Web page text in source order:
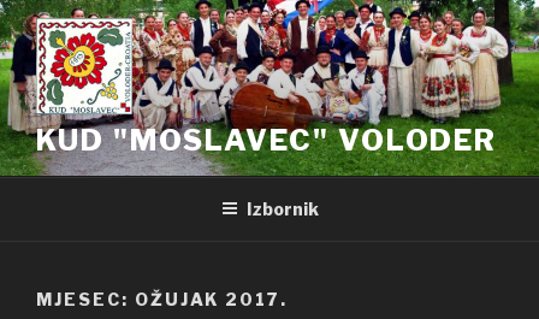
Preskoči
na
sadržaj
KUD "MOSLAVEC" VOLODER
Izbornik
MJESEC: OŽUJAK 2017.